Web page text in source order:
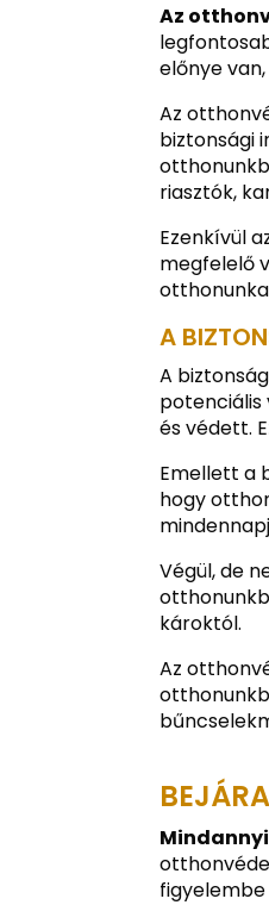
Az
előnye
Az
biztonsági
riasztók,
Ezenkívül
megfelelő
A
A
potenciális
és védett.
Emellett a
hogy
Végül, de
károktól.
Az
figyelembe